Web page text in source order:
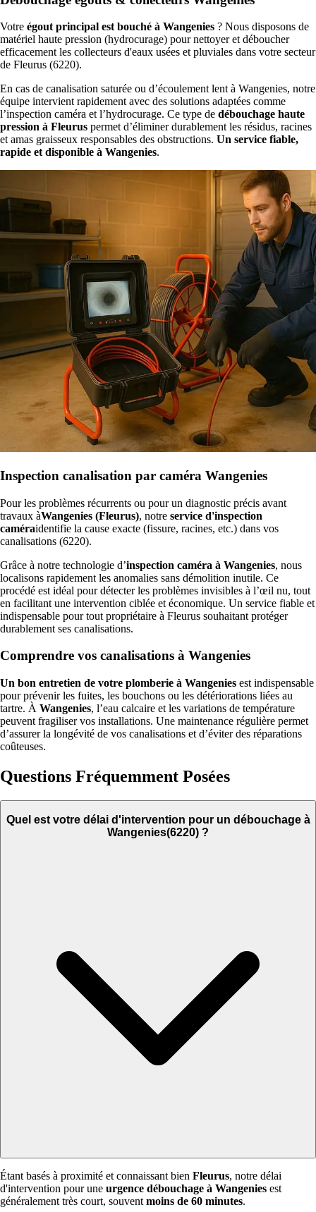
Votre égout principal est bouché à Wangenies ? Nous disposons de
matériel haute pression (hydrocurage) pour nettoyer et déboucher
efficacement les collecteurs d'eaux usées et pluviales dans votre secteur
de Fleurus (6220).
En cas de canalisation saturée ou d’écoulement lent à Wangenies, notre
équipe intervient rapidement avec des solutions adaptées comme
l’inspection caméra et l’hydrocurage. Ce type de débouchage haute
pression à Fleurus permet d’éliminer durablement les résidus, racines
et amas graisseux responsables des obstructions. Un service fiable,
rapide et disponible à Wangenies.
Inspection canalisation par caméra Wangenies
Pour les problèmes récurrents ou pour un diagnostic précis avant
travaux àWangenies (Fleurus), notre service d'inspection
caméraidentifie la cause exacte (fissure, racines, etc.) dans vos
canalisations (6220).
Grâce à notre technologie d’inspection caméra à Wangenies, nous
localisons rapidement les anomalies sans démolition inutile. Ce
procédé est idéal pour détecter les problèmes invisibles à l’œil nu, tout
en facilitant une intervention ciblée et économique. Un service fiable et
indispensable pour tout propriétaire à Fleurus souhaitant protéger
durablement ses canalisations.
Comprendre vos canalisations à Wangenies
Un bon entretien de votre plomberie à Wangenies est indispensable
pour prévenir les fuites, les bouchons ou les détériorations liées au
tartre. À Wangenies, l’eau calcaire et les variations de température
peuvent fragiliser vos installations. Une maintenance régulière permet
d’assurer la longévité de vos canalisations et d’éviter des réparations
coûteuses.
Questions Fréquemment Posées
Quel est votre délai d'intervention pour un débouchage à
Wangenies(6220) ?
Étant basés à proximité et connaissant bien Fleurus, notre délai
d'intervention pour une urgence débouchage à Wangenies est
généralement très court, souvent moins de 60 minutes.